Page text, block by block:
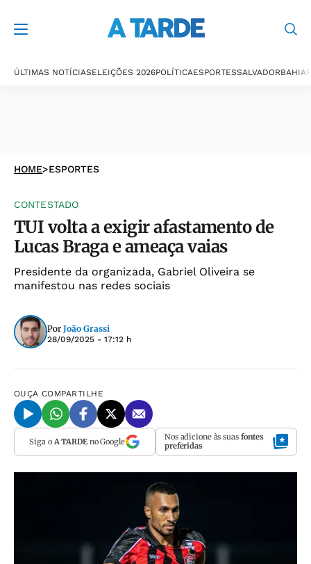
ÚLTIMAS NOTÍCIASELEIÇÕES 2026POLÍTICAESPORTESSALVADORBAHIA
HOME>ESPORTES
CONTESTADO
TUI volta a exigir afastamento de
Lucas Braga e ameaça vaias
Presidente da organizada, Gabriel Oliveira se
manifestou nas redes sociais
Por João Grassi
28/09/2025 - 17:12 h
OUÇA COMPARTILHE
Siga o A TARDEno Google Nos adicione às suas fontes
preferidas